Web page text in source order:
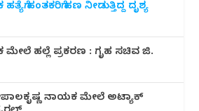
ಹಂತಕರಿಗೆ ಹಣ ನೀಡುತ್ತಿದ್ದ ದೃಶ್ಯ
ಮೇಲೆ ಹಲ್ಲೆ ಪ್ರಕರಣ : ಗೃಹ ಸಚಿವ ಜಿ.
ನಾಯಕ ಮೇಲೆ ಅಟ್ಯಾಕ್